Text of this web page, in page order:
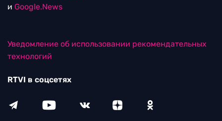
и Google.News
Уведомление об использовании рекомендательных
технологий
RTVI в соцсетях